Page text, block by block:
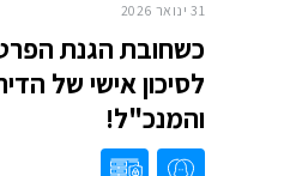
31 ינואר 2026
כשחובת הגנת
לסיכון אישי של
והמנכ"ל!